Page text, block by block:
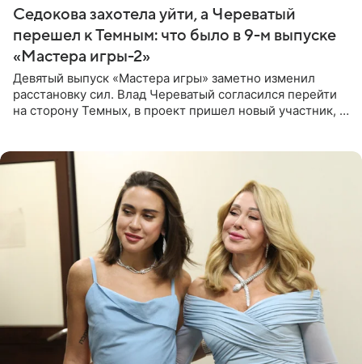
Седокова захотела уйти, а Череватый
перешел к Темным: что было в 9-м выпуске
«Мастера игры-2»
Девятый выпуск «Мастера игры» заметно изменил
расстановку сил. Влад Череватый согласился перейти
на сторону Темных, в проект пришел новый участник, а